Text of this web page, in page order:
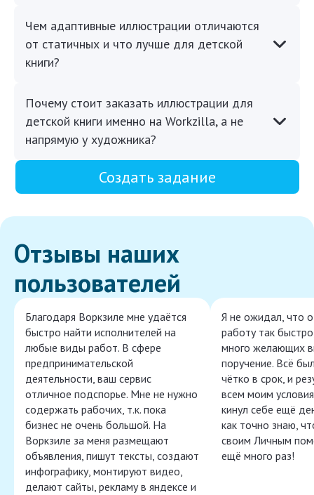
Чем адаптивные иллюстрации отличаются
от статичных и что лучше для детской
книги?
Почему стоит заказать иллюстрации для
детской книги именно на Workzilla, а не
напрямую у художника?
Создать задание
Отзывы наших
пользователей
Благодаря Воркзиле мне удаётся
быстро найти исполнителей на
любые виды работ. В сфере
предпринимательской
деятельности, ваш сервис
отличное подспорье. Мне не нужно
содержать рабочих, т.к. пока
бизнес не очень большой. На
Воркзиле за меня размещают
объявления, пишут тексты, создают
инфографику, монтируют видео,
делают сайты, рекламу в яндексе и
Я не ожидал, что
работу так
много желающих
поручение. Всё
чётко в срок, и
всем моим
кинул себе ещё
как точно знаю,
своим Личным
ещё много раз!